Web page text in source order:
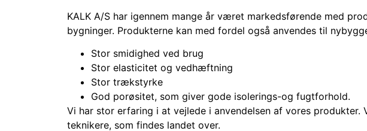
KALK A/S har igennem mange år været markedsførende med
bygninger. Produkterne kan med fordel også anvendes til
Stor smidighed ved brug
Stor elasticitet og vedhæftning
Stor trækstyrke
God porøsitet, som giver gode isolerings-og fugtforhold.
Vi har stor erfaring i at vejlede i anvendelsen af vores
teknikere, som findes landet over.